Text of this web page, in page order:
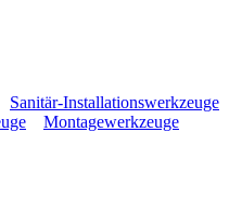
Sanitär-Installationswerkzeuge
Montagewerkzeuge